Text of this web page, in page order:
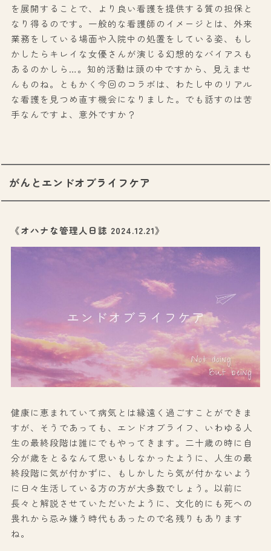
を展開することで、より良い看護を提供する質の担保と
なり得るのです。一般的な看護師のイメージとは、外来
業務をしている場面や入院中の処置をしている姿、もし
かしたらキレイな女優さんが演じる幻想的なバイアスも
あるのかしら…。知的活動は頭の中ですから、見えませ
んものね。ともかく今回のコラボは、わたし中のリアル
な看護を見つめ直す機会になりました。でも話すのは苦
手なんですよ、意外ですか？
がんとエンドオブライフケア
《オハナな管理人日誌 2024.12.21》
健康に恵まれていて病気とは縁遠く過ごすことができま
すが、そうであっても、エンドオブライフ、いわゆる人
生の最終段階は誰にでもやってきます。二十歳の時に自
分が歳をとるなんて思いもしなかったように、人生の最
終段階に気が付かずに、もしかしたら気が付かないよう
に日々生活している方の方が大多数でしょう。以前に
長々と解説させていただいたように、文化的にも死への
畏れから忌み嫌う時代もあったので名残りもあります
ね。